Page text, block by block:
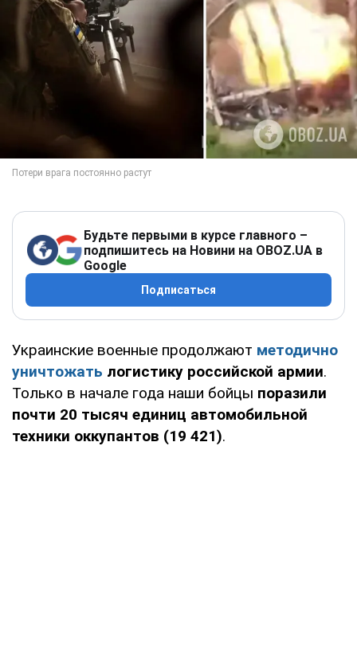
Будьте первыми в курсе главного –
подпишитесь на Новини на OBOZ.UA в
Google
Подписаться
Украинские военные продолжают методично
уничтожать логистику российской армии.
Только в начале года наши бойцы поразили
почти 20 тысяч единиц автомобильной
техники оккупантов (19 421).